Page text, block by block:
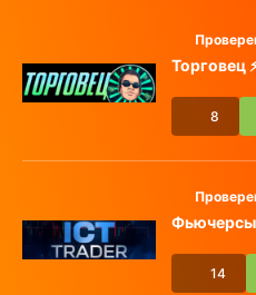
Торговец
8
14